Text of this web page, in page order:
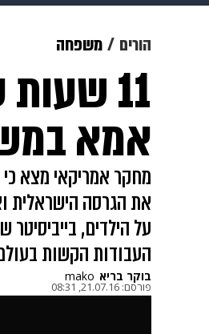
מוזיקה
דיגיטל
הורים משפחה
11
אמא
את הגרסה הישראלית
על הילדים,
העבודות הקשות
בוקר בריא mako
פורסם: 21.07.16, 08:31